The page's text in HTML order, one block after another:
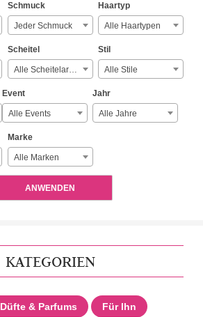
Schmuck
Jeder Schmuck
Haartyp
Alle Haartypen
Scheitel
Alle Scheitelarten
Stil
Alle Stile
Event
Alle Events
Jahr
Alle Jahre
Marke
Alle Marken
ANWENDEN
KATEGORIEN
Düfte & Parfums Für Ihn